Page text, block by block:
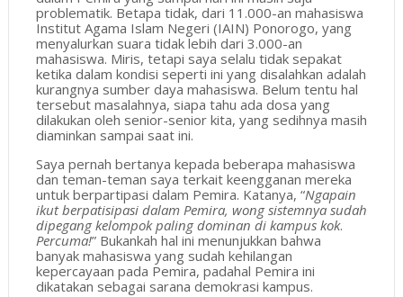
problematik. Betapa tidak, dari 11.000-an mahasiswa
Institut Agama Islam Negeri (IAIN) Ponorogo, yang
menyalurkan suara tidak lebih dari 3.000-an
mahasiswa. Miris, tetapi saya selalu tidak sepakat
ketika dalam kondisi seperti ini yang disalahkan adalah
kurangnya sumber daya mahasiswa. Belum tentu hal
tersebut masalahnya, siapa tahu ada dosa yang
dilakukan oleh senior-senior kita, yang sedihnya masih
diaminkan sampai saat ini.
Saya pernah bertanya kepada beberapa mahasiswa
dan teman-teman saya terkait keengganan mereka
untuk berpartipasi dalam Pemira. Katanya, “Ngapain
ikut berpatisipasi dalam Pemira, wong sistemnya sudah
dipegang kelompok paling dominan di kampus kok.
Percuma!” Bukankah hal ini menunjukkan bahwa
banyak mahasiswa yang sudah kehilangan
kepercayaan pada Pemira, padahal Pemira ini
dikatakan sebagai sarana demokrasi kampus.